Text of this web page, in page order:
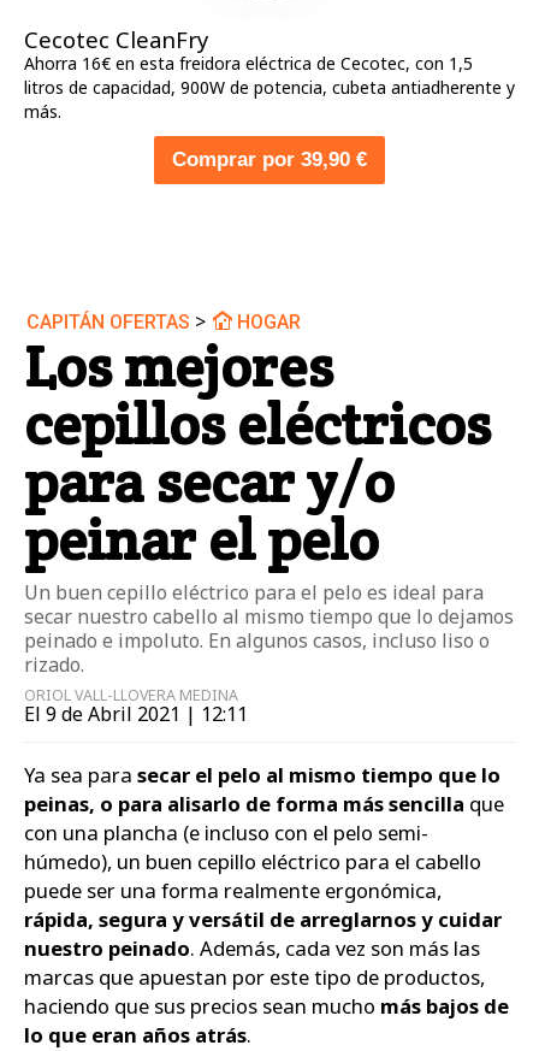
Cecotec CleanFry
Ahorra 16€ en esta freidora eléctrica de Cecotec, con 1,5
litros de capacidad, 900W de potencia, cubeta antiadherente y
más.
Comprar por 39,90 €
CAPITÁN OFERTAS > HOGAR
Los mejores
cepillos eléctricos
para secar y/o
peinar el pelo
Un buen cepillo eléctrico para el pelo es ideal para
secar nuestro cabello al mismo tiempo que lo dejamos
peinado e impoluto. En algunos casos, incluso liso o
rizado.
ORIOL VALL-LLOVERA MEDINA
El 9 de Abril 2021 | 12:11
Ya sea para secar el pelo al mismo tiempo que lo
peinas, o para alisarlo de forma más sencilla que
con una plancha (e incluso con el pelo semi-
húmedo), un buen cepillo eléctrico para el cabello
puede ser una forma realmente ergonómica,
rápida, segura y versátil de arreglarnos y cuidar
nuestro peinado. Además, cada vez son más las
marcas que apuestan por este tipo de productos,
haciendo que sus precios sean mucho más bajos de
lo que eran años atrás.